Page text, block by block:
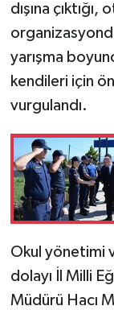
dışına
yarışma
kendileri için
vurgulandı.
Okul yönetimi
dolayı İl Milli
Müdürü Hacı